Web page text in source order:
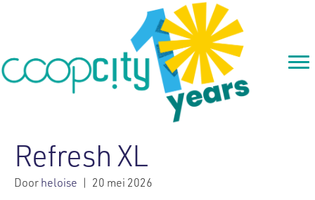
Refresh XL
Doorheloise | 20 mei 2026